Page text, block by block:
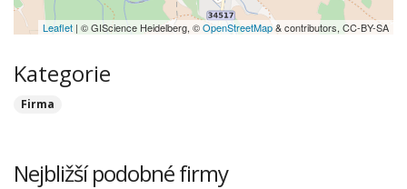
Leaflet | © GIScience Heidelberg, ©OpenStreetMap& contributors, CC-BY-SA
Kategorie
Firma
Nejbližší podobné firmy